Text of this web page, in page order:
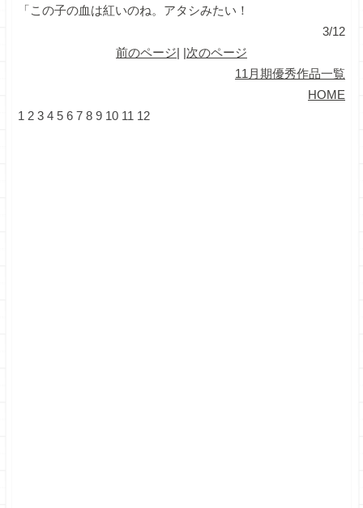
「この子の血は紅いのね。アタシみたい！
3/12
前のページ| |次のページ
11月期優秀作品一覧
HOME
1 2 3 4 5 6 7 8 9 10 11 12